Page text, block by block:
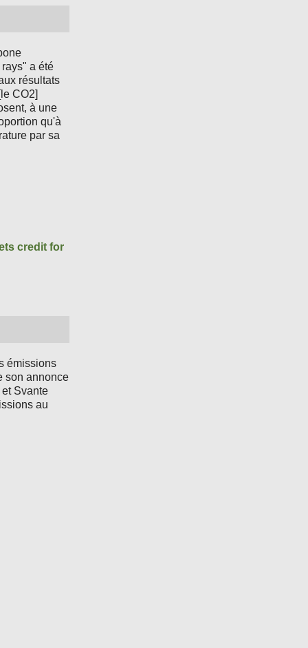
a été
résultats
CO2]
à une
qu'à
par sa
credit for
émissions
son annonce
Svante
au